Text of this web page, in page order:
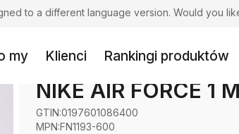
to a different language version. Would you
my Klienci Rankingi produktów
NIKE AIR FORCE 1
GTIN:0197601086400
MPN:FN1193-600